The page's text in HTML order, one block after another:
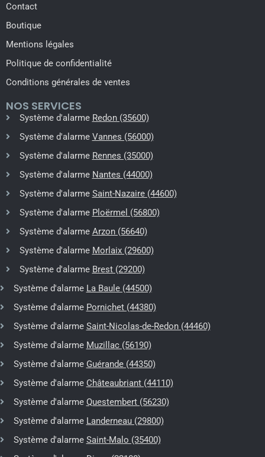
Contact
Boutique
Mentions légales
Politique de confidentialité
Conditions générales de ventes
NOS SERVICES
Système d'alarme Redon (35600)
Système d'alarme Vannes (56000)
Système d'alarme Rennes (35000)
Système d'alarme Nantes (44000)
Système d'alarme Saint-Nazaire (44600)
Système d'alarme Ploërmel (56800)
Système d'alarme Arzon (56640)
Système d'alarme Morlaix (29600)
Système d'alarme Brest (29200)
Système d'alarme La Baule (44500)
Système d'alarme Pornichet (44380)
Système d'alarme Saint-Nicolas-de-Redon (44460)
Système d'alarme Muzillac (56190)
Système d'alarme Guérande (44350)
Système d'alarme Châteaubriant (44110)
Système d'alarme Questembert (56230)
Système d'alarme Landerneau (29800)
Système d'alarme Saint-Malo (35400)